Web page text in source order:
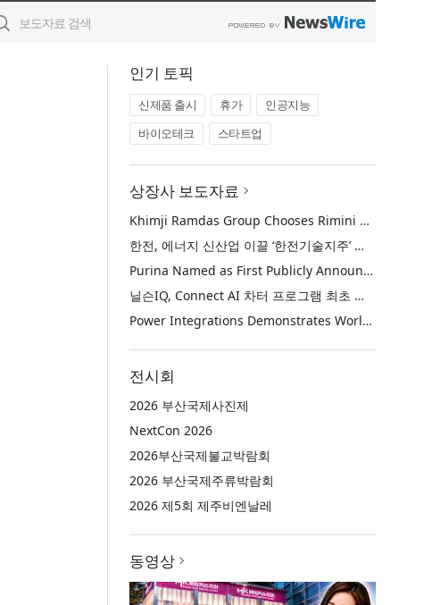
인기 토픽
신제품 출시 휴가
인공지능
바이오테크
스타트업
상장사 보도자료
Khimji Ramdas Group Chooses Rimini Street to Reduce SAP Support Costs, Protect 700+ Customizations and Reinvest Savings in Innovation
한전, 에너지 신산업 이끌 ‘한전기술지주’ 공식 출범
Purina Named as First Publicly Announced NIQ ConnectAI Charter Client
닐슨IQ, Connect AI 차터 프로그램 최초 고객사 ‘퓨리나’ 선정
Power Integrations Demonstrates World’s First 2200 V GaN Technology for Next-Era High-Voltage Power Systems
전시회
2026 부산국제사진제
NextCon 2026
2026부산국제불교박람회
2026 부산국제주류박람회
2026 제5회 제주비엔날레
동영상